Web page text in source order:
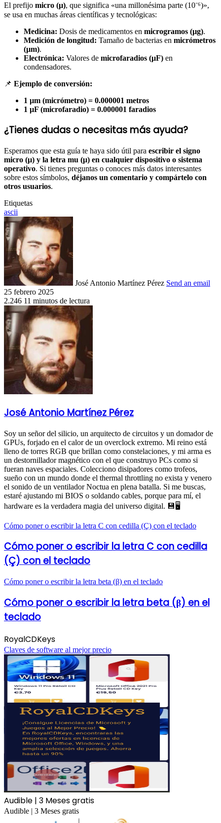
El prefijo micro (µ), que significa «una millonésima parte (10⁻⁶)»,
se usa en muchas áreas científicas y tecnológicas:
Medicina: Dosis de medicamentos en microgramos (µg).
Medición de longitud: Tamaño de bacterias en micrómetros
(µm).
Electrónica: Valores de microfaradios (µF) en
condensadores.
📌 Ejemplo de conversión:
1 µm (micrómetro) = 0.000001 metros
1 µF (microfaradio) = 0.000001 faradios
¿Tienes dudas o necesitas más ayuda?
Esperamos que esta guía te haya sido útil para escribir el signo
micro (µ) y la letra mu (μ) en cualquier dispositivo o sistema
operativo. Si tienes preguntas o conoces más datos interesantes
sobre estos símbolos, déjanos un comentario y compártelo con
otros usuarios.
Etiquetas
ascii
José Antonio Martínez Pérez Send an email
25 febrero 2025
2.246 11 minutos de lectura
José Antonio Martínez Pérez
Soy un señor del silicio, un arquitecto de circuitos y un domador de
GPUs, forjado en el calor de un overclock extremo. Mi reino está
lleno de torres RGB que brillan como constelaciones, y mi arma es
un destornillador magnético con el que construyo PCs como si
fueran naves espaciales. Colecciono disipadores como trofeos,
sueño con un mundo donde el thermal throttling no exista y venero
el sonido de un ventilador Noctua en plena batalla. Si me buscas,
estaré ajustando mi BIOS o soldando cables, porque para mí, el
hardware es la verdadera magia del universo digital. 💾🖥️
Cómo poner o escribir la letra C con cedilla (Ç) con el teclado
Cómo poner o escribir la letra C con cedilla
(Ç) con el teclado
Cómo poner o escribir la letra beta (β) en el teclado
Cómo poner o escribir la letra beta (β) en el
teclado
RoyalCDKeys
Claves de software al mejor precio
Audible | 3 Meses gratis
Audible | 3 Meses gratis